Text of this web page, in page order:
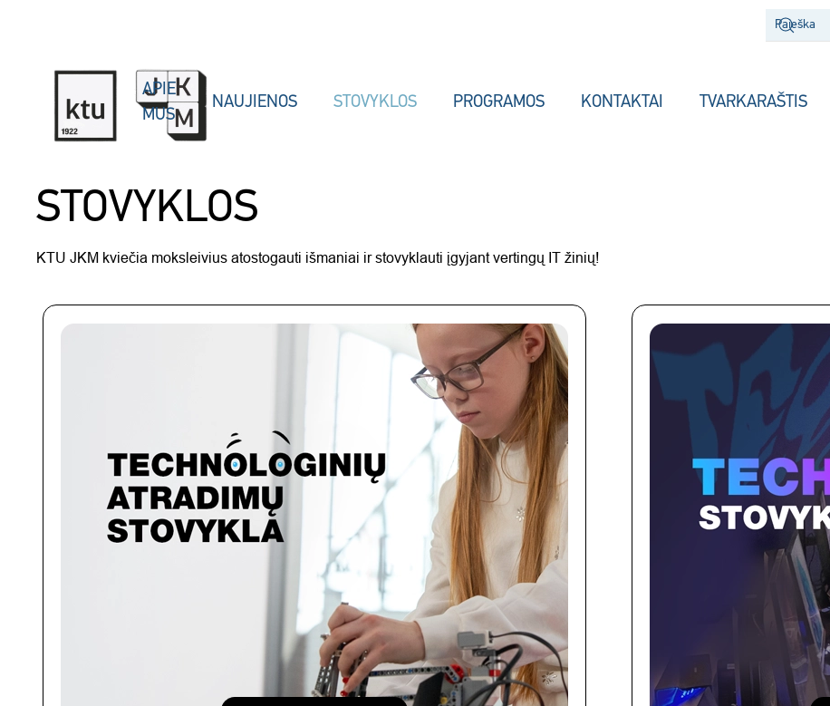
APIE
MUS
NAUJIENOS STOVYKLOS PROGRAMOS KONTAKTAI TVARKARAŠTIS
STOVYKLOS
KTU JKM kviečia moksleivius atostogauti išmaniai ir stovyklauti įgyjant vertingų IT žinių!